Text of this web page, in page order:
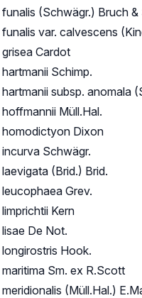
funalis (Schwägr.) Bruch &
funalis var. calvescens
grisea Cardot
Schimp.
hartmanii subsp. anomala
hoffmannii Müll.Hal.
homodictyon Dixon
incurva Schwägr.
laevigata (Brid.) Brid.
leucophaea Grev.
Kern
De Not.
longirostris Hook.
maritima Sm. ex R.Scott
(Müll.Hal.)